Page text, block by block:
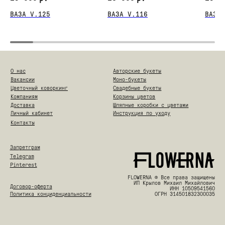
ВАЗА V.125 ВАЗА V.116 ВАЗА